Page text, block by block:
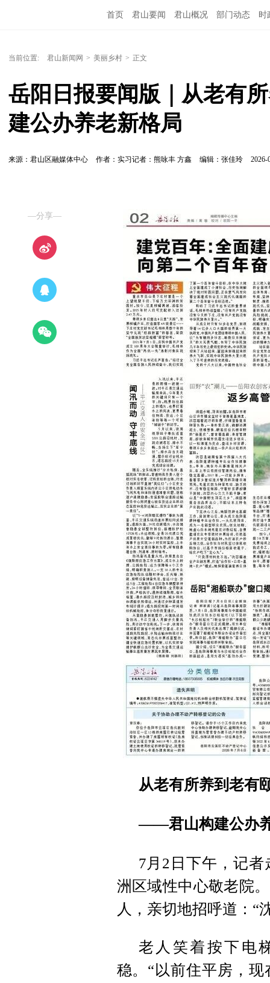
首页 君山要闻 君山概况 部门动态 时
当前位置: 君山新闻网 > 美丽乡村 > 正文
岳阳日报要闻版｜从老有
建公办养老新格局
来源：君山区融媒体中心 作者：实习记者：熊咏丰 方鑫 编辑：张佳玲 2026-
—分享—
从老有所养到老有
——君山构建公办
7月2日下午，记
洲区域性中心敬老院
人，亲切地招呼道：“
老人笑着按下电
稳。“以前住平房，